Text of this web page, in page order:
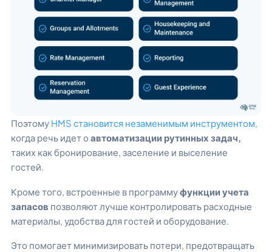
Поэтому HMS становится незаменимым инструментом,
когда речь идет о автоматизации рутинных задач,
таких как бронирование, заселение и выселение
гостей.
Кроме того, встроенные в программуфункции учета
запасов позволяют лучше контролировать расходные
материалы, удобства для гостей и оборудование.
Это помогает минимизировать потери, предотвращать